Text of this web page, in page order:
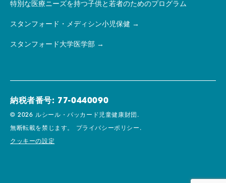
特別な医療ニーズを持つ子供と若者のためのプログラム
スタンフォード・メディシン小児保健
スタンフォード大学医学部
納税者番号: 77-0440090
© 2026 ルシール・パッカード児童健康財団.
無断転載を禁じます。 プライバシーポリシー.
クッキーの設定